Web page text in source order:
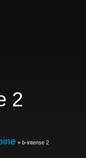
2
» b-intense 2